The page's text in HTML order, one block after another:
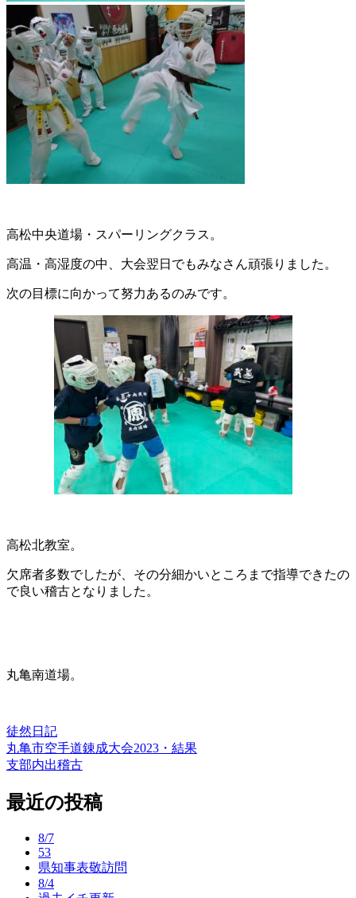
高松中央道場・スパーリングクラス。
高温・高湿度の中、大会翌日でもみなさん頑張りました。
次の目標に向かって努力あるのみです。
高松北教室。
欠席者多数でしたが、その分細かいところまで指導できたの
で良い稽古となりました。
丸亀南道場。
徒然日記
投
稿
ナ
丸亀市空手道錬成大会2023・結果
支部内出稽古
最近の投稿
8/7
53
県知事表敬訪問
8/4